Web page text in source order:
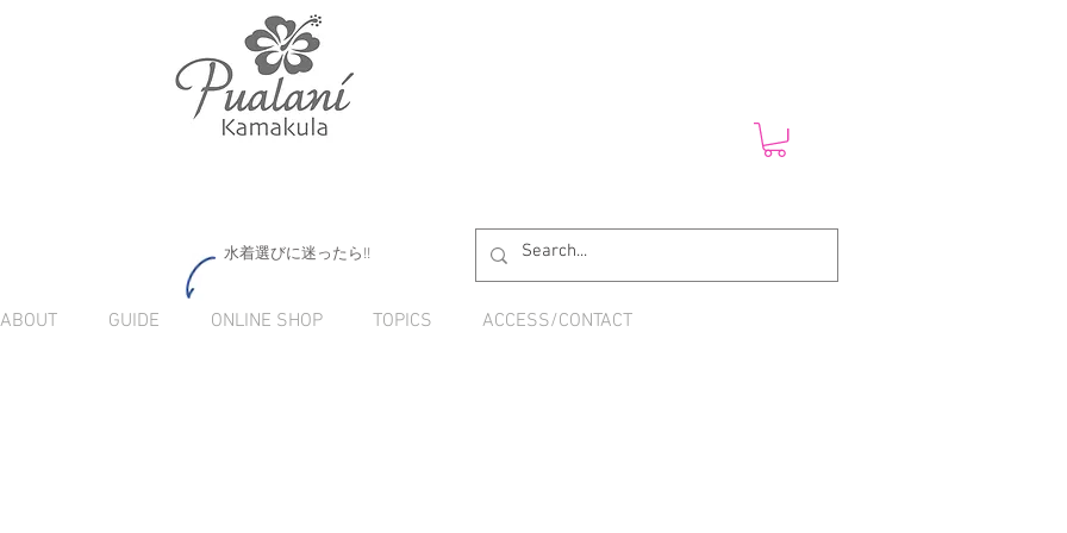
水着選びに迷ったら!!
ABOUT GUIDE ONLINE SHOP TOPICS ACCESS/CONTACT